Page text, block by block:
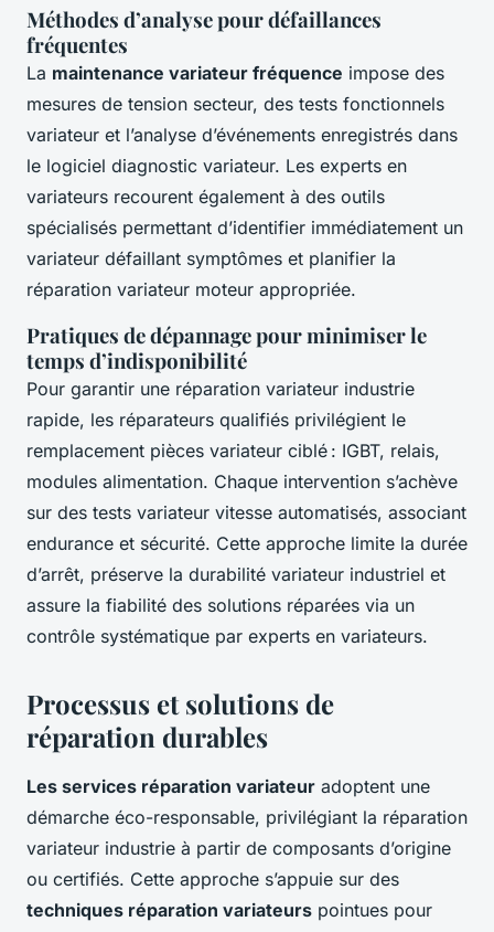
Méthodes d’analyse pour défaillances
fréquentes
La maintenance variateur fréquence impose des
mesures de tension secteur, des tests fonctionnels
variateur et l’analyse d’événements enregistrés dans
le logiciel diagnostic variateur. Les experts en
variateurs recourent également à des outils
spécialisés permettant d’identifier immédiatement un
variateur défaillant symptômes et planifier la
réparation variateur moteur appropriée.
Pratiques de dépannage pour minimiser le
temps d’indisponibilité
Pour garantir une réparation variateur industrie
rapide, les réparateurs qualifiés privilégient le
remplacement pièces variateur ciblé : IGBT, relais,
modules alimentation. Chaque intervention s’achève
sur des tests variateur vitesse automatisés, associant
endurance et sécurité. Cette approche limite la durée
d’arrêt, préserve la durabilité variateur industriel et
assure la fiabilité des solutions réparées via un
contrôle systématique par experts en variateurs.
Processus et solutions de
réparation durables
Les services réparation variateur adoptent une
démarche éco-responsable, privilégiant la réparation
variateur industrie à partir de composants d’origine
ou certifiés. Cette approche s’appuie sur des
techniques réparation variateurs pointues pour